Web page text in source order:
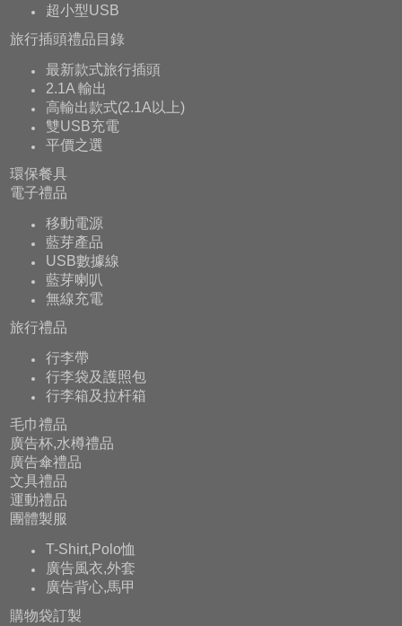
超小型USB
旅行插頭禮品目錄
最新款式旅行插頭
2.1A 輸出
高輸出款式(2.1A以上)
雙USB充電
平價之選
環保餐具
電子禮品
移動電源
藍芽產品
USB數據線
藍芽喇叭
無線充電
旅行禮品
行李帶
行李袋及護照包
行李箱及拉杆箱
毛巾禮品
廣告杯,水樽禮品
廣告傘禮品
文具禮品
運動禮品
團體製服
T-Shirt,Polo恤
廣告風衣,外套
廣告背心,馬甲
購物袋訂製